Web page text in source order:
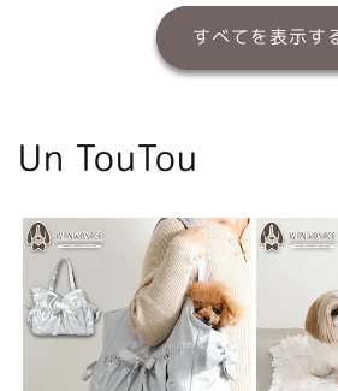
すべてを表示す
Un TouTou